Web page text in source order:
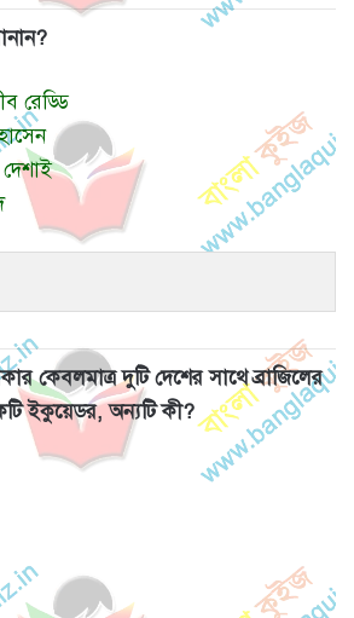
রেড্ডি
কেবলমাত্র দুটি দেশের সাথে ব্রাজিলের
ইকুয়েডর, অন্যটি কী?